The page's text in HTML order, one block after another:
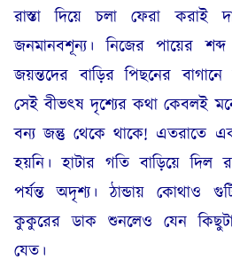
রাস্তা দিয়ে চলা ফেরা
জনমানবশূন্য। নিজের পায়ের শব্দ
জয়ন্তদের বাড়ির পিছনের
সেই বীভৎষ দৃশ্যের কথা কেবলই
বন্য জন্তু থেকে থাকে! এতরাতে
হয়নি। হাটার গতি বাড়িয়ে দিল
পর্যন্ত অদৃশ্য। ঠান্ডায় কোথাও
কুকুরের ডাক শুনলেও যেন
যেত।